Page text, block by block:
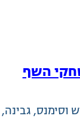
השף
וסימנס גבינה